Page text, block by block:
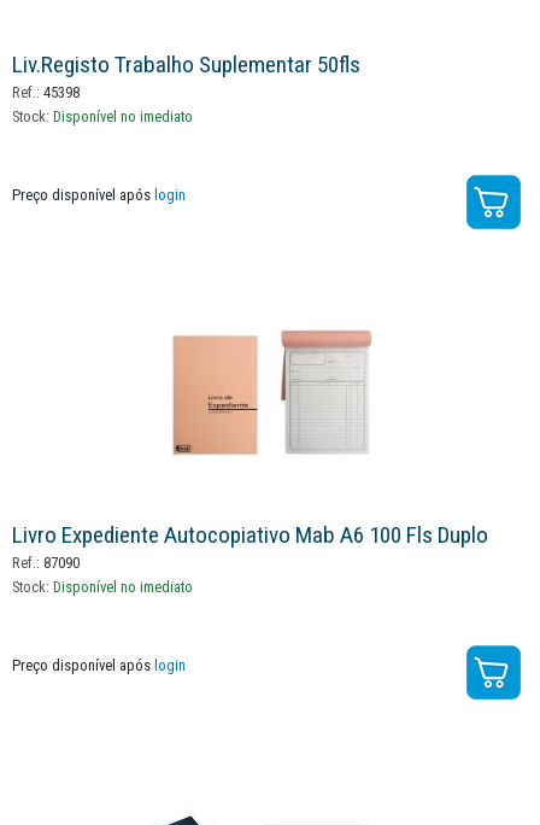
Liv.registo Trabalho Suplementar 50fls
Ref.: 45398
Stock: Disponível no imediato
Preço disponível após login
Livro Expediente Autocopiativo Mab A6 100 Fls Duplo
Ref.: 87090
Stock: Disponível no imediato
Preço disponível após login